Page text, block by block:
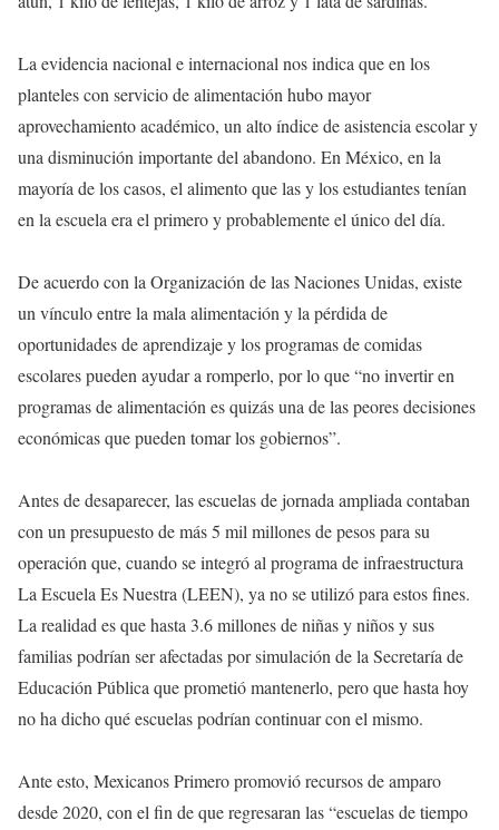
La evidencia nacional e internacional nos indica que en los
planteles con servicio de alimentación hubo mayor
aprovechamiento académico, un alto índice de asistencia escolar y
una disminución importante del abandono. En México, en la
mayoría de los casos, el alimento que las y los estudiantes tenían
en la escuela era el primero y probablemente el único del día.
De acuerdo con la Organización de las Naciones Unidas, existe
un vínculo entre la mala alimentación y la pérdida de
oportunidades de aprendizaje y los programas de comidas
escolares pueden ayudar a romperlo, por lo que “no invertir en
programas de alimentación es quizás una de las peores decisiones
económicas que pueden tomar los gobiernos”.
Antes de desaparecer, las escuelas de jornada ampliada contaban
con un presupuesto de más 5 mil millones de pesos para su
operación que, cuando se integró al programa de infraestructura
La Escuela Es Nuestra (LEEN), ya no se utilizó para estos fines.
La realidad es que hasta 3.6 millones de niñas y niños y sus
familias podrían ser afectadas por simulación de la Secretaría de
Educación Pública que prometió mantenerlo, pero que hasta hoy
no ha dicho qué escuelas podrían continuar con el mismo.
Ante esto, Mexicanos Primero promovió recursos de amparo
desde 2020, con el fin de que regresaran las “escuelas de tiempo